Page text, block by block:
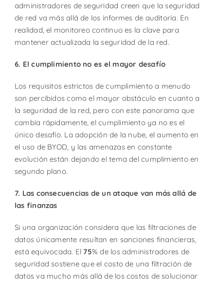
administradores de seguridad creen que la seguridad
de red va más allá de los informes de auditoría. En
realidad, el monitoreo continuo es la clave para
mantener actualizada la seguridad de la red.
6. El cumplimiento no es el mayor desafío
Los requisitos estrictos de cumplimiento a menudo
son percibidos como el mayor obstáculo en cuanto a
la seguridad de la red, pero con este panorama que
cambia rápidamente, el cumplimiento ya no es el
único desafío. La adopción de la nube, el aumento en
el uso de BYOD, y las amenazas en constante
evolución están dejando el tema del cumplimiento en
segundo plano.
7. Las consecuencias de un ataque van más allá de
las finanzas
Si una organización considera que las filtraciones de
datos únicamente resultan en sanciones financieras,
está equivocada. El 75% de los administradores de
seguridad sostiene que el costo de una filtración de
datos va mucho más allá de los costos de solucionar